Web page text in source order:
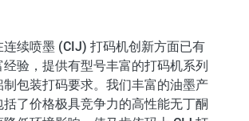
连续喷墨 (CIJ) 打码机创新方面已有
经验 ，提供有型号丰富的打码机系列
包装打码要求。 我们丰富的油墨产
括了价格极具竞争力的高性能无丁酮